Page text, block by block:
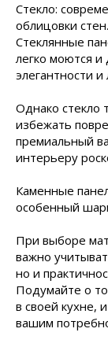
Стекло:
облицовки стен.
Стеклянные
легко моются и
элегантности и
Однако стекло
избежать
премиальный
интерьеру
Каменные
особенный
При выборе
важно
но и
Подумайте о
в своей кухне,
вашим